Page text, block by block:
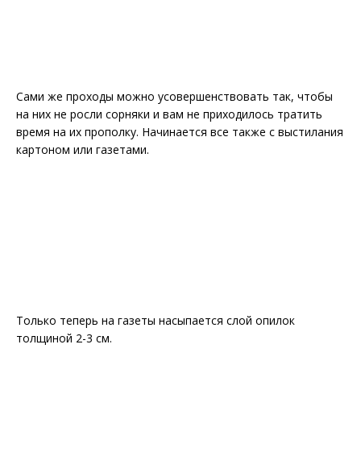
Сами же проходы можно усовершенствовать так, чтобы
на них не росли сорняки и вам не приходилось тратить
время на их прополку. Начинается все также с выстилания
картоном или газетами.
Только теперь на газеты насыпается слой опилок
толщиной 2-3 см.